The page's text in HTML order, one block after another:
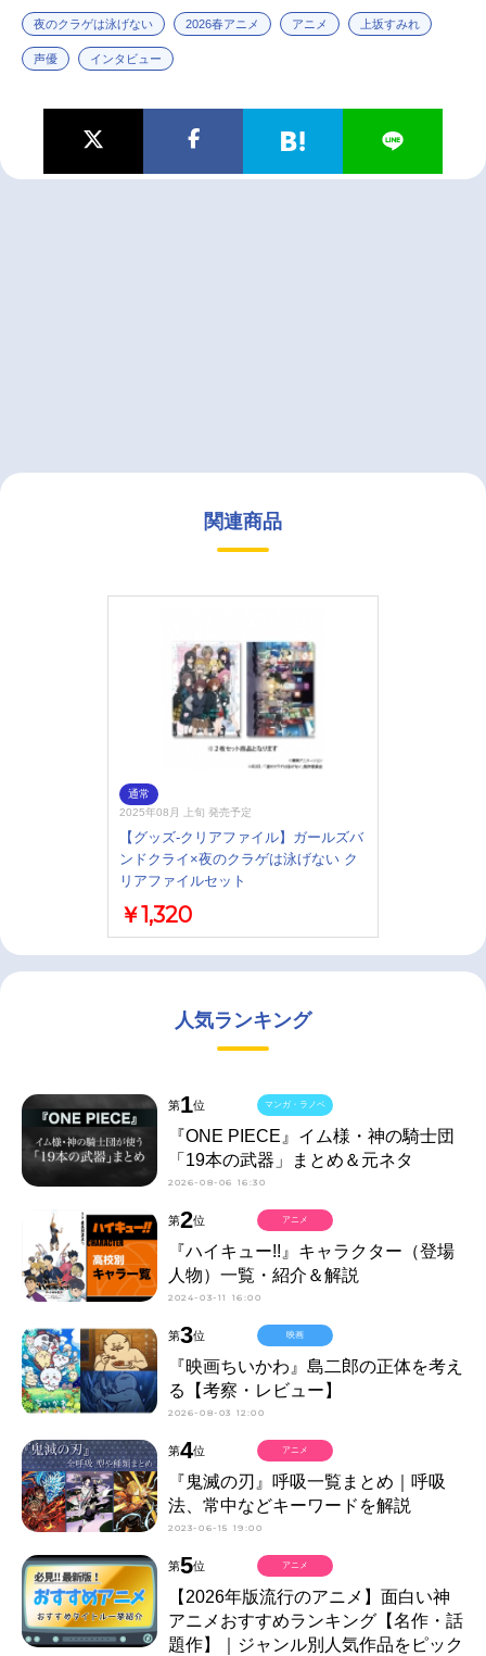
夜のクラゲは泳げない 2026春アニメ アニメ 上坂すみれ
声優 インタビュー
関連商品
通常
2025年08月 上旬 発売予定
【グッズ-クリアファイル】ガールズバ
ンドクライ×夜のクラゲは泳げない ク
リアファイルセット
￥1,320
人気ランキング
第1位
『ONE PIECE』イム様・神の騎士団
「19本の武器」まとめ＆元ネタ
2026-08-06 16:30
マンガ・ラノベ
第2位
『ハイキュー!!』キャラクター（登場
人物）一覧・紹介＆解説
2024-03-11 16:00
アニメ
第3位
『映画ちいかわ』島二郎の正体を考え
る【考察・レビュー】
2026-08-03 12:00
映画
第4位
『鬼滅の刃』呼吸一覧まとめ｜呼吸
法、常中などキーワードを解説
2023-06-15 19:00
アニメ
第5位
【2026年版流行のアニメ】面白い神
アニメおすすめランキング【名作・話
題作】｜ジャンル別人気作品をピック
アニメ